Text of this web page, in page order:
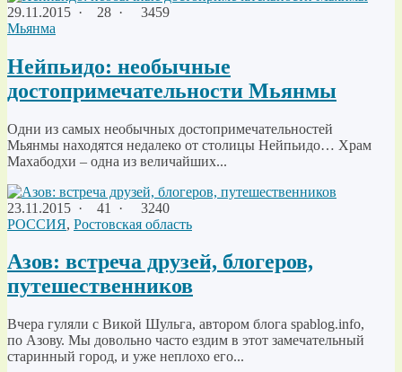
29.11.2015 · 28 ·
3459
Мьянма
Нейпьидо: необычные
достопримечательности Мьянмы
Одни из самых необычных достопримечательностей
Мьянмы находятся недалеко от столицы Нейпьидо… Храм
Махабодхи – одна из величайших...
23.11.2015 · 41 ·
3240
РОССИЯ, Ростовская область
Азов: встреча друзей, блогеров,
путешественников
Вчера гуляли с Викой Шульга, автором блога spablog.info,
по Азову. Мы довольно часто ездим в этот замечательный
старинный город, и уже неплохо его...